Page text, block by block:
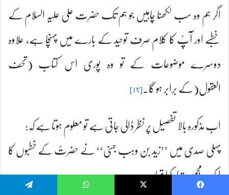
اگر ہم وہ سب لکھنا چاہیں جو ہم تک حضرت علی علیہ السلام کے
خطبے اور آپؑ کا کلام صرف توحید کے بارے میں پہنچا ہے، علاوہ
دوسرے موضوعات کے تو وہ پوری اس کتاب (تحف
العقول(کے برابر ہو گا۔[۱۲]
اب مذکورہ بالا تفصیل پر نظر ڈالی جاتی ہے تو معلوم ہوتا ہے کہ:
پہلی صدی میں ’’زید بن وہب جہنی‘‘ نے حضرتؑ کے خطبوں کا
ایک مجموعہ تیار کیا تھا۔